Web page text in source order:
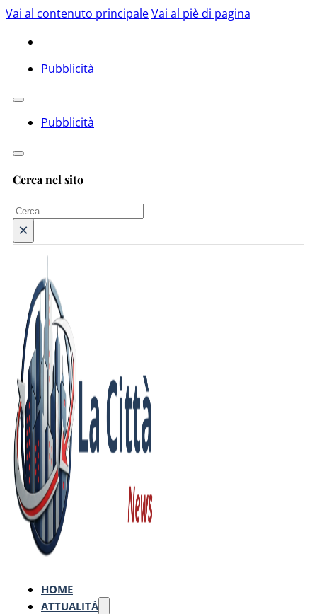
Vai al contenuto principaleVai al piè di pagina
Pubblicità
Pubblicità
Cerca nel sito
Cerca
×
HOME
ATTUALITÀ